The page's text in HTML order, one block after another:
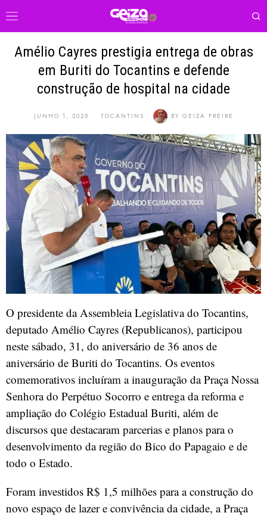
Amélio Cayres prestigia entrega de obras
em Buriti do Tocantins e defende
construção de hospital na cidade
JUNHO 1, 2025 TOCANTINS BY GEIZA FREIRE
O presidente da Assembleia Legislativa do Tocantins,
deputado Amélio Cayres (Republicanos), participou
neste sábado, 31, do aniversário de 36 anos de
aniversário de Buriti do Tocantins. Os eventos
comemorativos incluíram a inauguração da Praça Nossa
Senhora do Perpétuo Socorro e entrega da reforma e
ampliação do Colégio Estadual Buriti, além de
discursos que destacaram parcerias e planos para o
desenvolvimento da região do Bico do Papagaio e de
todo o Estado.
Foram investidos R$ 1,5 milhões para a construção do
novo espaço de lazer e convivência da cidade, a Praça